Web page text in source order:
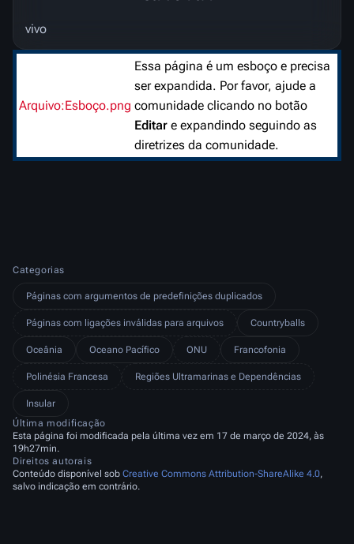
vivo
Arquivo:Esboço.png
Essa página é um esboço e precisa
ser expandida. Por favor, ajude a
comunidade clicando no botão
Editar e expandindo seguindo as
diretrizes da comunidade.
Categorias
Páginas com argumentos de predefinições duplicados
Páginas com ligações inválidas para arquivos Countryballs
Oceânia Oceano Pacífico ONU Francofonia
Polinésia Francesa Regiões Ultramarinas e Dependências
Insular
Última modificação
Esta página foi modificada pela última vez em 17 de março de 2024, às
19h27min.
Direitos autorais
Conteúdo disponível sob Creative Commons Attribution-ShareAlike 4.0,
salvo indicação em contrário.